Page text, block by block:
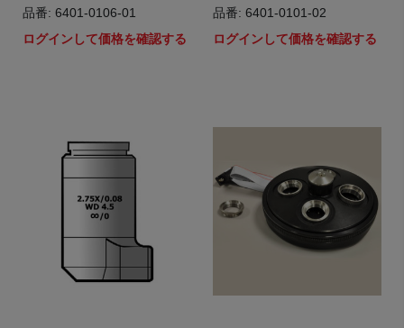
品番: 6401-0106-01
ログインして価格を確認する
品番: 6401-0101-02
ログインして価格を確認する